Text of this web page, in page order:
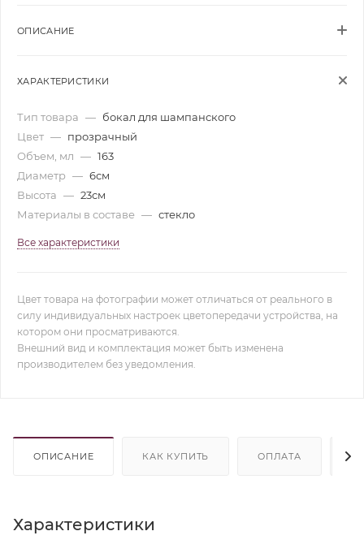
ОПИСАНИЕ
ХАРАКТЕРИСТИКИ
Тип товара — бокал для шампанского
Цвет — прозрачный
Объем, мл — 163
Диаметр — 6см
Высота — 23см
Материалы в составе — стекло
Все характеристики
Цвет товара на фотографии может отличаться от реального в
силу индивидуальных настроек цветопередачи устройства, на
котором они просматриваются.
Внешний вид и комплектация может быть изменена
производителем без уведомления.
ОПИСАНИЕ КАК КУПИТЬ ОПЛАТА
Характеристики